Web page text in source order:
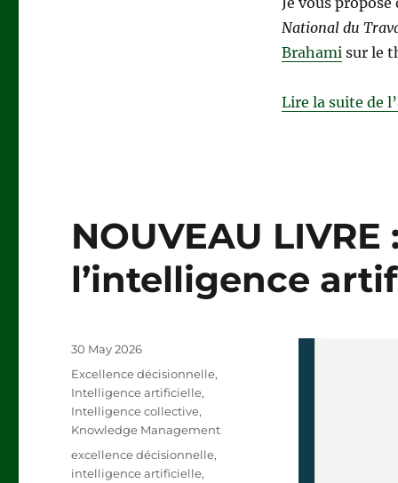
National du
Brahami sur le
Lire la suite de
NOUVEAU
l’intelligence
Posted
30 May 2026
Categories
Excellence décisionnelle,
Intelligence artificielle,
Intelligence collective,
Knowledge Management
Tags
excellence décisionnelle,
intelligence artificielle,